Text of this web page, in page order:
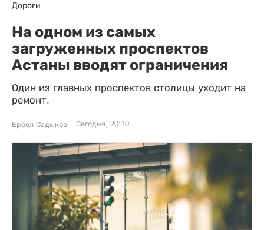
Дороги
На одном из самых
загруженных проспектов
Астаны вводят ограничения
Один из главных проспектов столицы уходит на
ремонт.
Ербол Садыков Сегодня, 20:10